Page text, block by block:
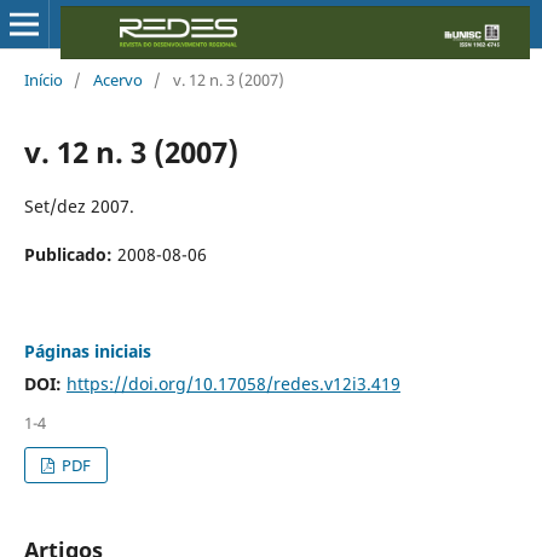
Início / Acervo / v. 12 n. 3 (2007)
v. 12 n. 3 (2007)
Set/dez 2007.
Publicado: 2008-08-06
Páginas iniciais
DOI: https://doi.org/10.17058/redes.v12i3.419
1-4
PDF
Artigos